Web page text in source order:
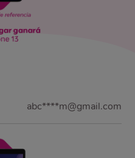
abc****m@gmail.com